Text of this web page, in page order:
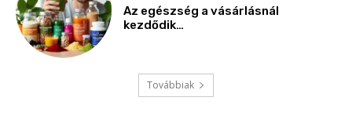
Az egészség a vásárlásnál
kezdődik…
Továbbiak